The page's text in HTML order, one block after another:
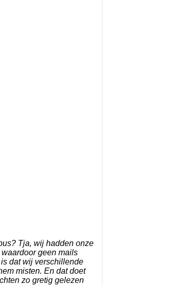
Tja, wij hadden onze
geen mails
dat wij verschillende
misten. En dat doet
zo gretig gelezen